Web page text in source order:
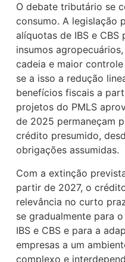
O debate tributário se
consumo. A legislação
alíquotas de IBS e
insumos
cadeia e maior
se a isso a redução
benefícios fiscais a
projetos do PMLS
de 2025 permaneçam
crédito presumido,
obrigações assumidas.
Com a extinção
partir de 2027, o
relevância no curto
se gradualmente para
IBS e CBS e para a
empresas a um
complexo e